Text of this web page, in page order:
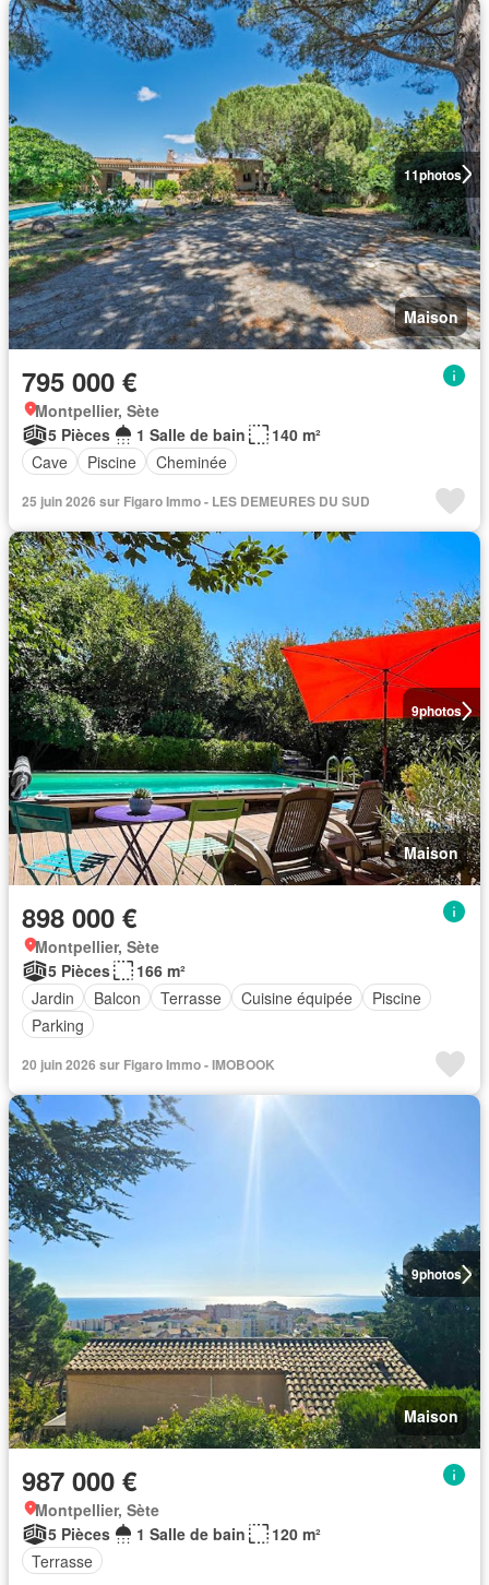
11photos
Maison
795 000 €
Montpellier, Sète
5 Pièces
1 Salle de bain
140 m²
Cave
Piscine Cheminée
25 juin 2026 sur Figaro Immo - LES DEMEURES DU SUD
9photos
Maison
898 000 €
Montpellier, Sète
5 Pièces
166 m²
Jardin
Balcon Terrasse Cuisine équipée
Piscine
Parking
20 juin 2026 sur Figaro Immo - IMOBOOK
9photos
Maison
987 000 €
Montpellier, Sète
5 Pièces
1 Salle de bain
120 m²
Terrasse